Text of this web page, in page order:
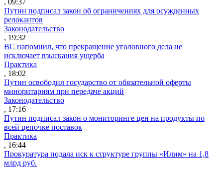
Путин подписал закон об ограничениях для осужденных
релокантов
Законодательство
, 19:32
ВС напомнил, что прекращение уголовного дела не
исключает взыскания ущерба
Практика
, 18:02
Путин освободил государство от обязательной оферты
миноритариям при передаче акций
Законодательство
, 17:16
Путин подписал закон о мониторинге цен на продукты по
всей цепочке поставок
Практика
, 16:44
Прокуратура подала иск к структуре группы «Илим» на 1,8
млрд руб.